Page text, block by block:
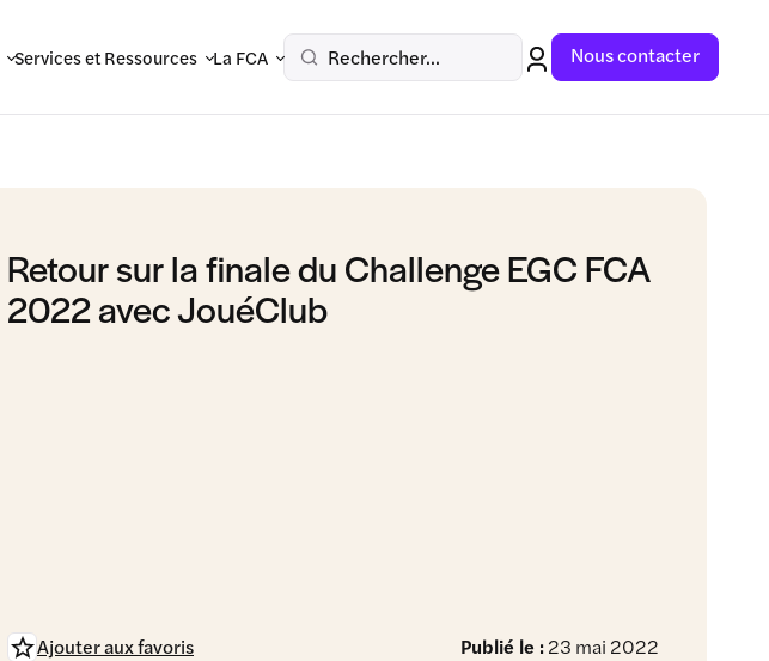
Services et Ressources La FCA Rechercher... Nous contacter
Retour sur la finale du Challenge EGC FCA
2022 avec JouéClub
Publié le :23 mai 2022
Ajouter aux favoris